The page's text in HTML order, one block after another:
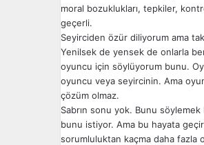
moral bozuklukları, tepkiler,
geçerli.
Seyirciden özür diliyorum ama
Yenilsek de yensek de onlarla
oyuncu için söylüyorum bunu.
oyuncu veya seyircinin. Ama
çözüm olmaz.
Sabrın sonu yok. Bunu
bunu istiyor. Ama bu hayata
sorumluluktan kaçma daha fazla